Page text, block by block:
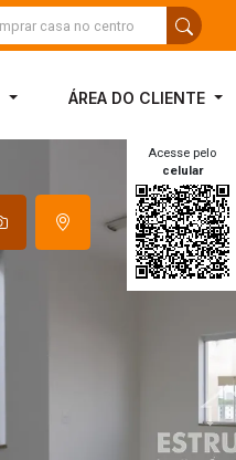
ÁREA DO CLIENTE
Acesse pelo
celular